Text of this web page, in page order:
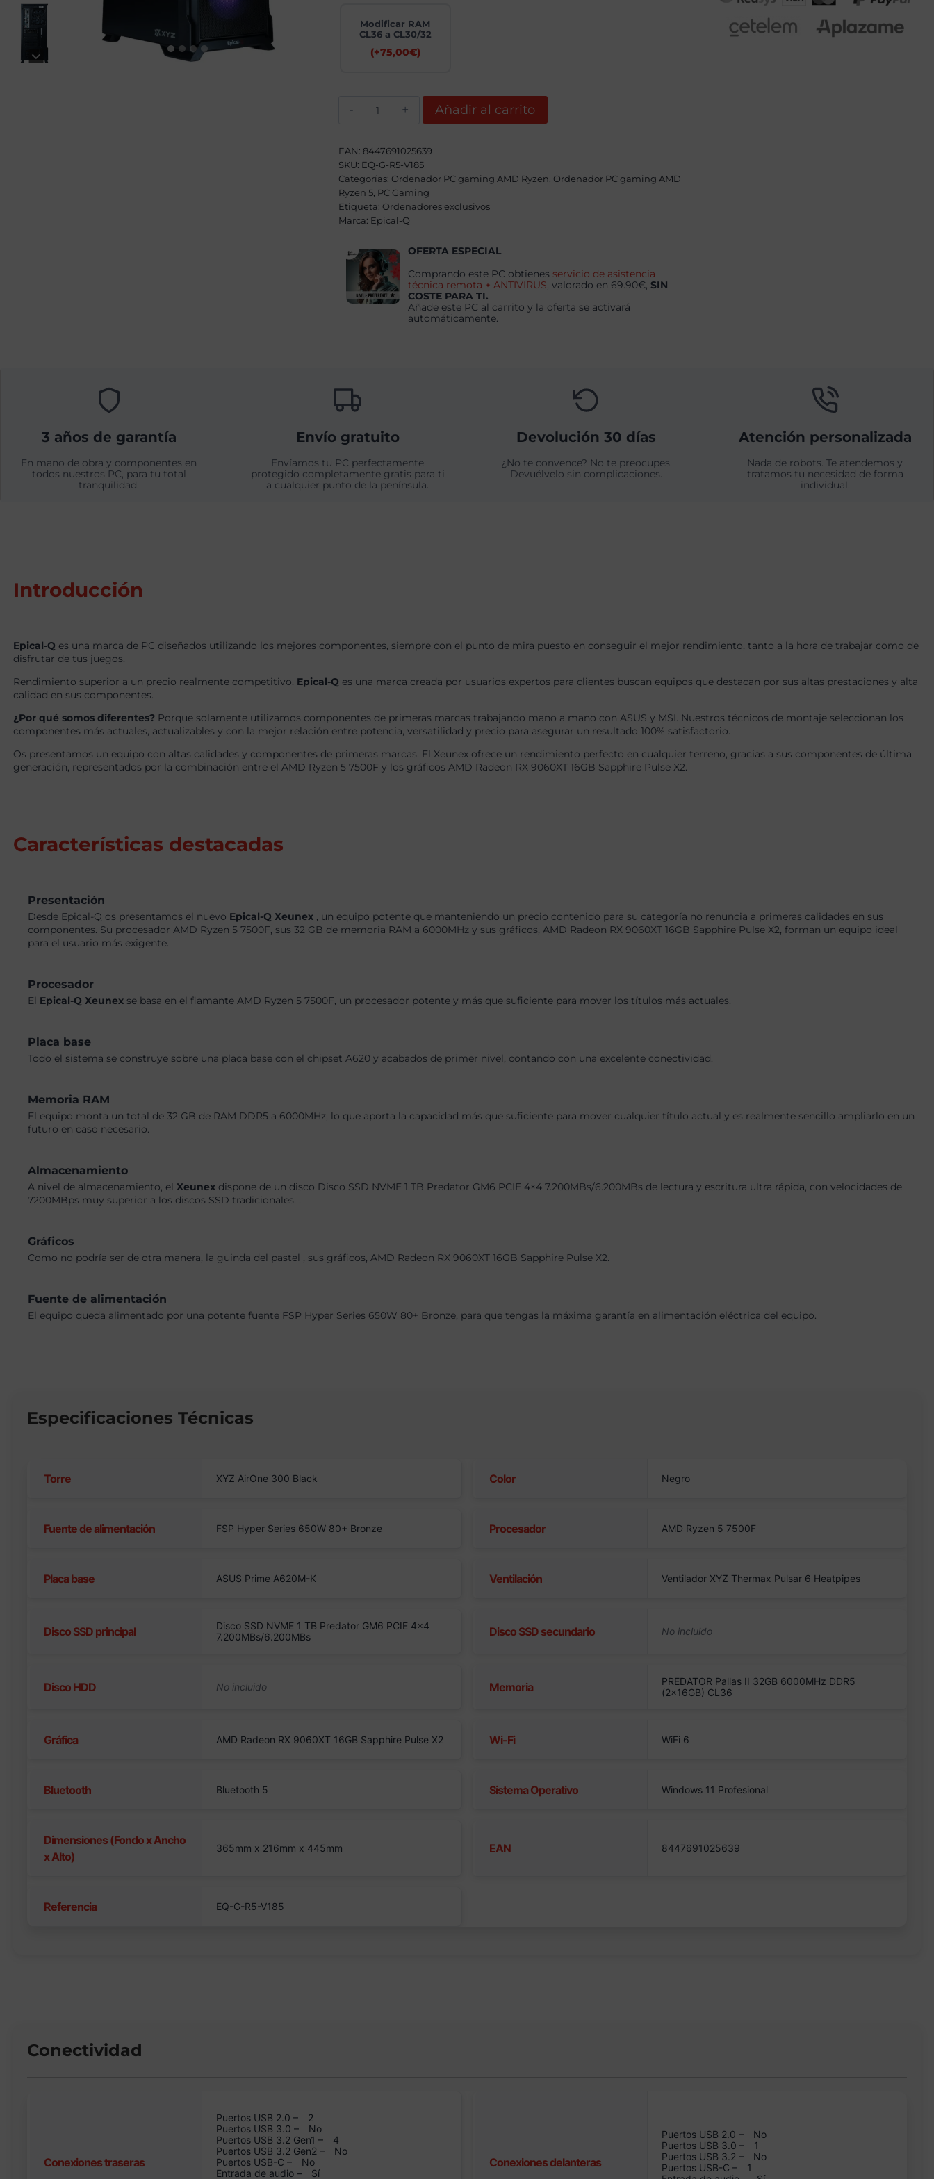
Modificar RAM
CL36 a CL30/32
(+75,00€)
Ryzen
5
7500F,
32GB,
1TB
SSD
NVME,
RX
+
Windows
11
Pro
cantidad
Añadir al carrito
EAN: 8447691025639
SKU: EQ-G-R5-V185
Categorías: Ordenador PC gaming AMD Ryzen, Ordenador PC gaming AMD
Ryzen 5, PC Gaming
Etiqueta: Ordenadores exclusivos
Marca: Epical-Q
OFERTA ESPECIAL
Comprando este PC obtienes servicio de asistencia
técnica remota + ANTIVIRUS, valorado en 69.90€, SIN
COSTE PARA TI.
Añade este PC al carrito y la oferta se activará
automáticamente.
3 años de garantía
En mano de obra y componentes en
todos nuestros PC, para tu total
tranquilidad.
Envío gratuito
Envíamos tu PC perfectamente
protegido completamente gratis para ti
a cualquier punto de la península.
Devolución 30 días
¿No te convence? No te preocupes.
Devuélvelo sin complicaciones.
Atención personalizada
Nada de robots. Te atendemos y
tratamos tu necesidad de forma
individual.
Introducción
Epical-Q es una marca de PC diseñados utilizando los mejores componentes, siempre con el punto de mira puesto en conseguir el mejor rendimiento, tanto a la hora de trabajar como de
disfrutar de tus juegos.
Rendimiento superior a un precio realmente competitivo. Epical-Q es una marca creada por usuarios expertos para clientes buscan equipos que destacan por sus altas prestaciones y alta
calidad en sus componentes.
¿Por qué somos diferentes? Porque solamente utilizamos componentes de primeras marcas trabajando mano a mano con ASUS y MSI. Nuestros técnicos de montaje seleccionan los
componentes más actuales, actualizables y con la mejor relación entre potencia, versatilidad y precio para asegurar un resultado 100% satisfactorio.
Os presentamos un equipo con altas calidades y componentes de primeras marcas. El Xeunex ofrece un rendimiento perfecto en cualquier terreno, gracias a sus componentes de última
generación, representados por la combinación entre el AMD Ryzen 5 7500F y los gráficos AMD Radeon RX 9060XT 16GB Sapphire Pulse X2.
Características destacadas
Presentación
Desde Epical-Q os presentamos el nuevo Epical-Q Xeunex , un equipo potente que manteniendo un precio contenido para su categoría no renuncia a primeras calidades en sus
componentes. Su procesador AMD Ryzen 5 7500F, sus 32 GB de memoria RAM a 6000MHz y sus gráficos, AMD Radeon RX 9060XT 16GB Sapphire Pulse X2, forman un equipo ideal
para el usuario más exigente.
Procesador
El Epical-Q Xeunex se basa en el flamante AMD Ryzen 5 7500F, un procesador potente y más que suficiente para mover los títulos más actuales.
Placa base
Todo el sistema se construye sobre una placa base con el chipset A620 y acabados de primer nivel, contando con una excelente conectividad.
Memoria RAM
El equipo monta un total de 32 GB de RAM DDR5 a 6000MHz, lo que aporta la capacidad más que suficiente para mover cualquier título actual y es realmente sencillo ampliarlo en un
futuro en caso necesario.
Almacenamiento
A nivel de almacenamiento, elXeunex dispone de un disco Disco SSD NVME 1 TB Predator GM6 PCIE 4×4 7.200MBs/6.200MBs de lectura y escritura ultra rápida, con velocidades de
7200MBps muy superior a los discos SSD tradicionales. .
Gráficos
Como no podría ser de otra manera, la guinda del pastel , sus gráficos, AMD Radeon RX 9060XT 16GB Sapphire Pulse X2.
Fuente de alimentación
El equipo queda alimentado por una potente fuente FSP Hyper Series 650W 80+ Bronze, para que tengas la máxima garantía en alimentación eléctrica del equipo.
Especificaciones Técnicas
Torre XYZ AirOne 300 Black Color Negro
Fuente de alimentación FSP Hyper Series 650W 80+ Bronze Procesador AMD Ryzen 5 7500F
Placa base ASUS Prime A620M-K Ventilación Ventilador XYZ Thermax Pulsar 6 Heatpipes
Disco SSD principal
Disco SSD NVME 1 TB Predator GM6 PCIE 4×4
7.200MBs/6.200MBs
Disco SSD secundario
Disco HDD Memoria
PREDATOR Pallas II 32GB 6000MHz DDR5
(2x16GB) CL36
Gráfica AMD Radeon RX 9060XT 16GB Sapphire Pulse X2 Wi-Fi WiFi 6
Bluetooth Bluetooth 5 Sistema Operativo Windows 11 Profesional
Dimensiones (Fondo x Ancho
x Alto)
365mm x 216mm x 445mm EAN 8447691025639
Referencia EQ-G-R5-V185
Conectividad
Conexiones traseras
Puertos USB 2.0 –
2
Puertos USB 3.0 –
No
Puertos USB 3.2 Gen1 –
4
Puertos USB 3.2 Gen2 –
No
Puertos USB-C –
No
Entrada de audio –
Sí
Conexiones delanteras
Puertos USB 2.0 –
No
Puertos USB 3.0 –
1
Puertos USB 3.2 –
No
Puertos USB-C –
1